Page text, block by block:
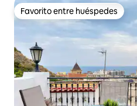
Favorito entre huéspedes
Favorito entre huéspedes